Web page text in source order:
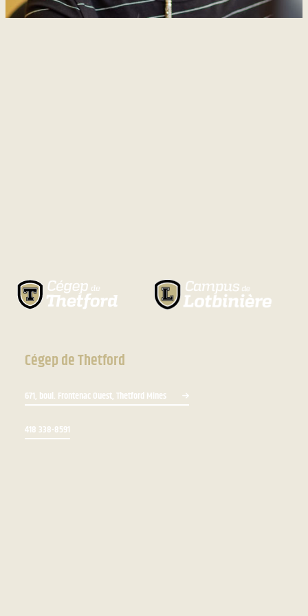
Natation
Cégep de Thetford
671, boul. Frontenac Ouest, Thetford Mines
418 338-8591